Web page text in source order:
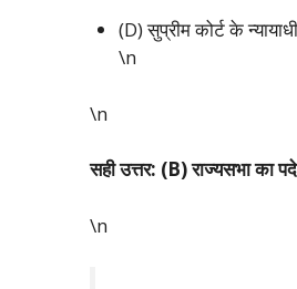
(D) सुप्रीम कोर्ट के
\n
\n
सही उत्तर: (B) राज्यसभा का
\n